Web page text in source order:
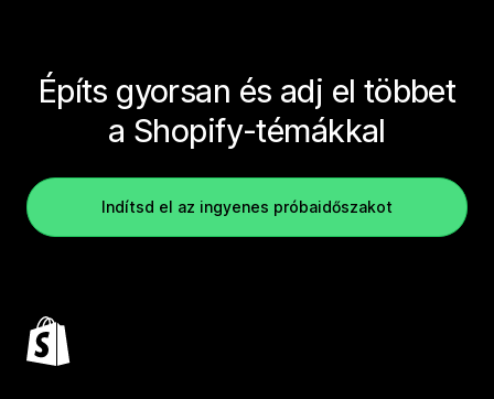
Építs gyorsan és adj el többet
a Shopify-témákkal
Indítsd el az ingyenes próbaidőszakot